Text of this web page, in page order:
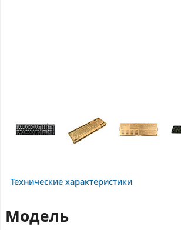
Технические характеристики
Модель